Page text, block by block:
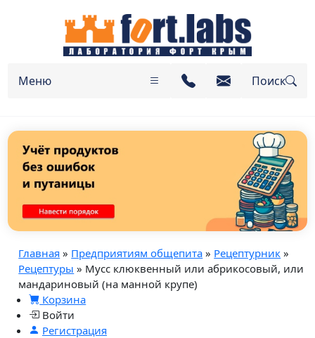
Меню Поиск
Главная » Предприятиям общепита » Рецептурник »
Рецептуры » Мусс клюквенный или абрикосовый, или
мандариновый (на манной крупе)
Корзина
Войти
Регистрация